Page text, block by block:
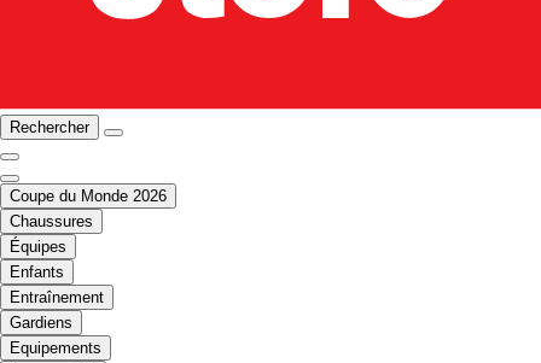
Rechercher
Coupe du Monde 2026
Chaussures
Équipes
Enfants
Entraînement
Gardiens
Equipements